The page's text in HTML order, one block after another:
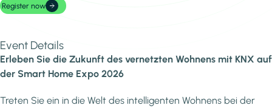
Register now
Event Details
Erleben Sie die Zukunft des vernetzten Wohnens mit KNX auf
der Smart Home Expo 2026
Treten Sie ein in die Welt des intelligenten Wohnens bei der